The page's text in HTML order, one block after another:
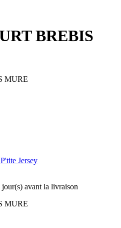
BREBIS
Jersey
jour(s) avant la livraison